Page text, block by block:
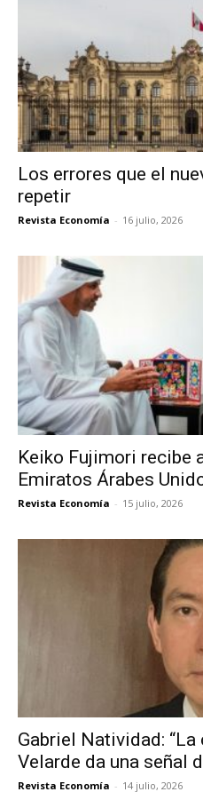
Los errores que el
repetir
Revista Economía - 16 julio, 2026
Keiko Fujimori recibe
Emiratos Árabes
Revista Economía - 15 julio, 2026
Gabriel Natividad:
Velarde da una señal
Revista Economía - 14 julio, 2026